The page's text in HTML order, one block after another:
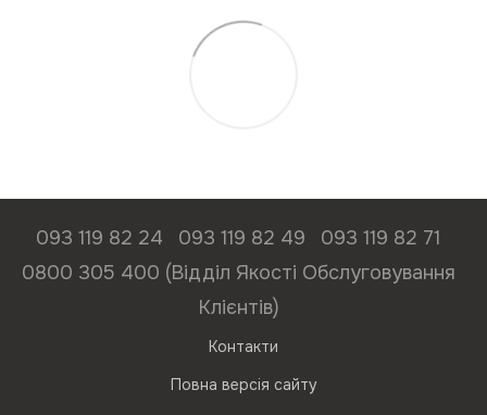
093 119 82 24 093 119 82 49
093 119 82 71
0800 305 400 (Відділ Якості Обслуговування
Клієнтів)
Контакти
Повна версія сайту